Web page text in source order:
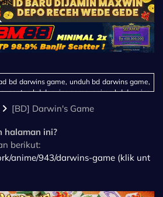
bd darwins game, unduh bd darwins game,
nonton bd darwins game, anime bd darwins
darwins game, unduh anime bd darwins
darwins game, nonton anime bd darwins
[BD] Darwin's Game
halaman ini?
berikut:
anime/943/darwins-game (klik unt